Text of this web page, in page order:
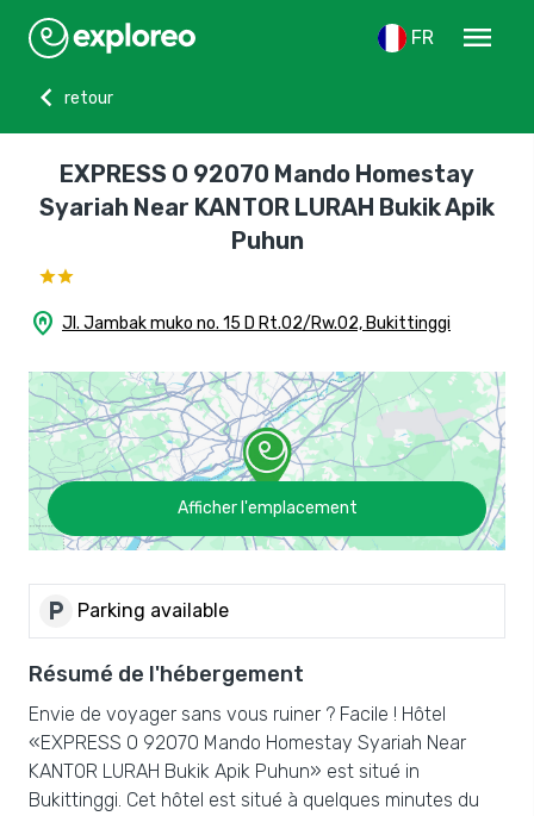
FR
menu
chevron_left
retour
EXPRESS O 92070 Mando Homestay
Syariah Near KANTOR LURAH Bukik Apik
Puhun
home_pin Jl. Jambak muko no. 15 D Rt.02/Rw.02, Bukittinggi
Afficher l'emplacement
local_parking Parking available
Résumé de l'hébergement
Envie de voyager sans vous ruiner ? Facile ! Hôtel
«EXPRESS O 92070 Mando Homestay Syariah Near
KANTOR LURAH Bukik Apik Puhun» est situé in
Bukittinggi. Cet hôtel est situé à quelques minutes du